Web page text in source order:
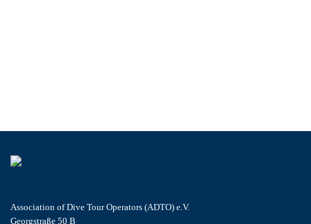
Association of Dive Tour Operators (ADTO) e.V.
Georgstraße 50 B